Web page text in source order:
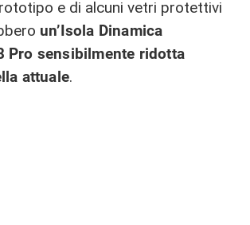
e di alcuni vetri protettivi
un’Isola Dinamica
Pro sensibilmente ridotta
attuale.